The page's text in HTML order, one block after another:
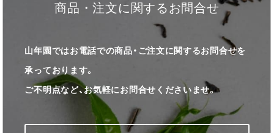
商品・注文に関するお問合せ
山年園ではお電話での商品・ご注文に関するお問合せを
承っております。
ご不明点など、お気軽にお問合せくださいませ。